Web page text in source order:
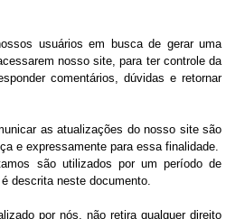
usuários em busca de gerar uma
nosso site, para ter controle da
comentários, dúvidas e retornar
as atualizações do nosso site são
e expressamente para essa finalidade.
são utilizados por um período de
descrita neste documento.
por nós, não retira qualquer direito